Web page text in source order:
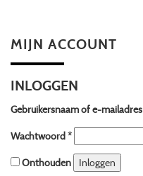
MIJN ACCOUNT
INLOGGEN
Gebruikersnaam of e-mailadres
Wachtwoord*
Onthouden
Inloggen